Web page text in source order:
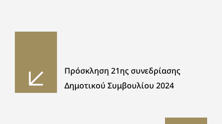
Πρόσκληση 21ης συνεδρίασης
Δημοτικού Συμβουλίου 2024